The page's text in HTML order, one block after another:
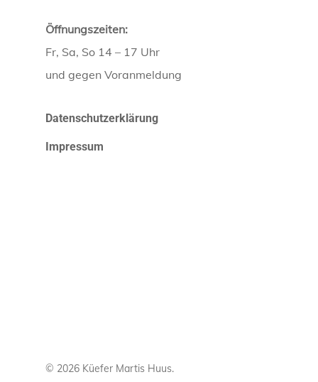
Öffnungszeiten:
Fr, Sa, So 14 – 17 Uhr
und gegen Voranmeldung
Datenschutzerklärung
Impressum
© 2026 Küefer Martis Huus.